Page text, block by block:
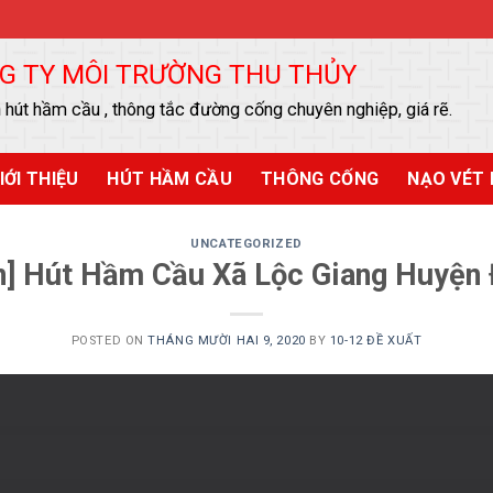
TY MÔI TRƯỜNG THU THỦY
hút hầm cầu , thông tắc đường cống chuyên nghiệp, giá rẽ.
THIỆU HÚT HẦM CẦU THÔNG CỐNG NẠO VÉT
UNCATEGORIZED
Hút Hầm Cầu Xã Lộc Giang
POSTED ONTHÁNG MƯỜI HAI 9, 2020 BY 10-12 ĐỀ XUẤT